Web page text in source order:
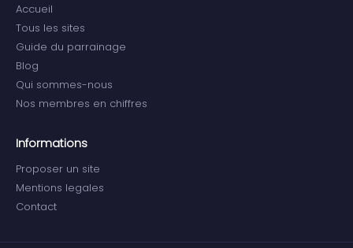
Accueil
Tous les sites
Guide du parrainage
Blog
Qui sommes-nous
Nos membres en chiffres
Informations
Proposer un site
Mentions legales
Contact